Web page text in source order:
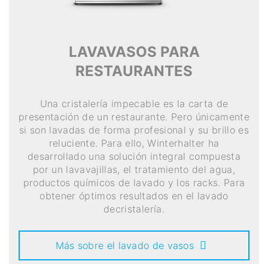
LAVAVASOS PARA
RESTAURANTES
Una cristalería impecable es la carta de
presentación de un restaurante. Pero únicamente
si son lavadas de forma profesional y su brillo es
reluciente. Para ello, Winterhalter ha
desarrollado una solución integral compuesta
por un lavavajillas, el tratamiento del agua,
productos químicos de lavado y los racks. Para
obtener óptimos resultados en el lavado
decristalería.
Más sobre el lavado de vasos